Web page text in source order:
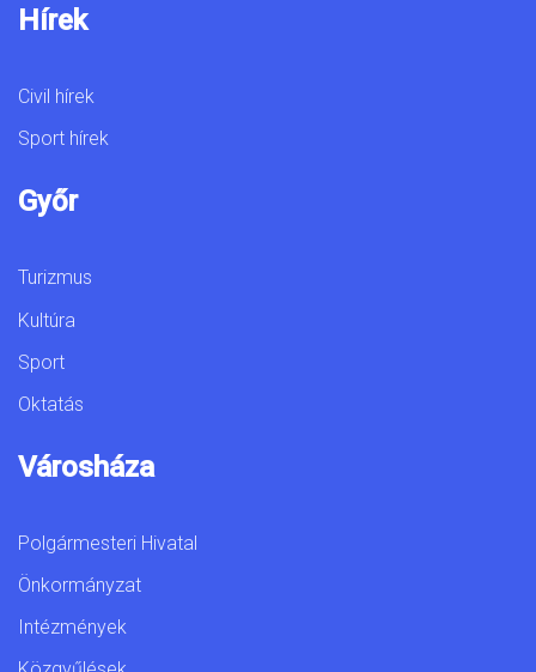
Hírek
Civil hírek
Sport hírek
Győr
Turizmus
Kultúra
Sport
Oktatás
Városháza
Polgármesteri Hivatal
Önkormányzat
Intézmények